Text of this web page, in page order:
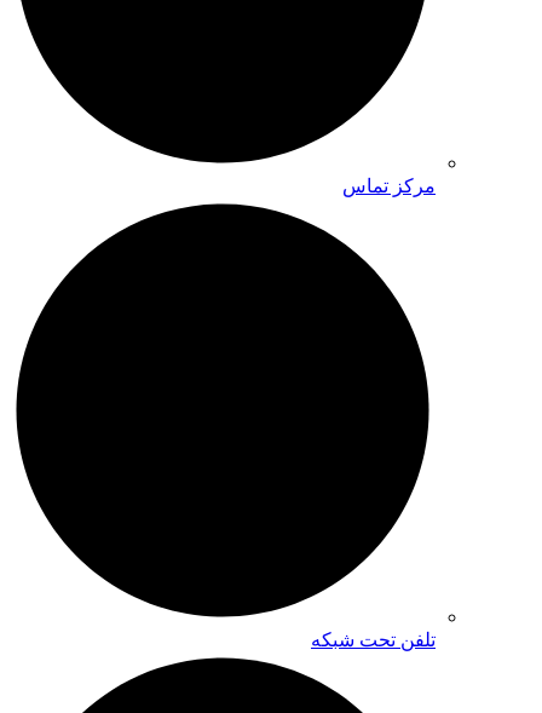
مرکز تماس
تلفن تحت شبکه